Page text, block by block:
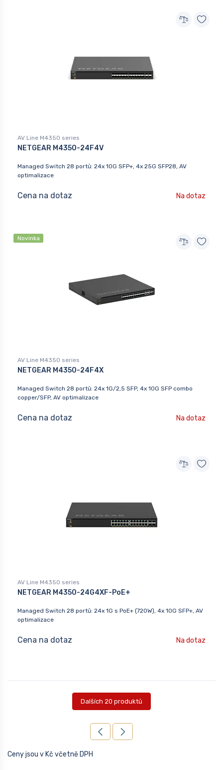
AV Line M4350 series
NETGEAR M4350-24F4V
Managed Switch 28 portů: 24x 10G SFP+, 4x 25G SFP28, AV
optimalizace
Cena na dotaz Na dotaz
Novinka
AV Line M4350 series
NETGEAR M4350-24F4X
Managed Switch 28 portů: 24x 1G/2,5 SFP, 4x 10G SFP combo
copper/SFP, AV optimalizace
Cena na dotaz Na dotaz
AV Line M4350 series
NETGEAR M4350-24G4XF-PoE+
Managed Switch 28 portů: 24x 1G s PoE+ (720W), 4x 10G SFP+, AV
optimalizace
Cena na dotaz Na dotaz
Dalších 20 produktů
Ceny jsou v Kč včetně DPH